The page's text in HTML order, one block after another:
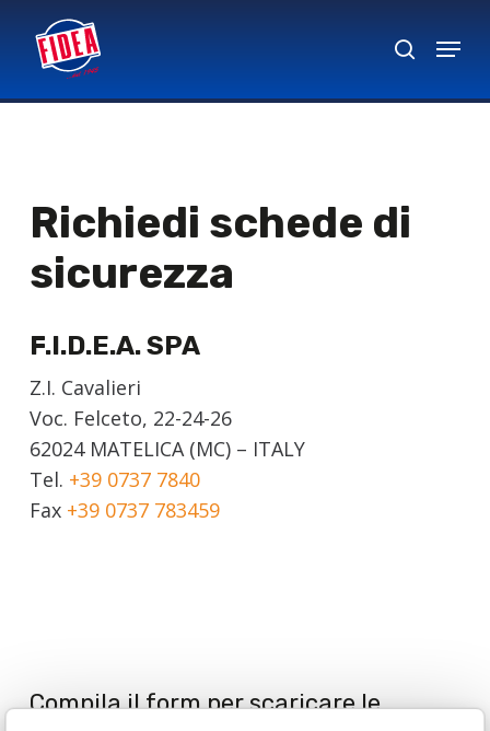
main
content
search
Menu
Richiedi schede di
sicurezza
F.I.D.E.A. SPA
Z.I. Cavalieri
Voc. Felceto, 22-24-26
62024 MATELICA (MC) – ITALY
Tel. +39 0737 7840
Fax +39 0737 783459
Compila il form per scaricare le
Menu